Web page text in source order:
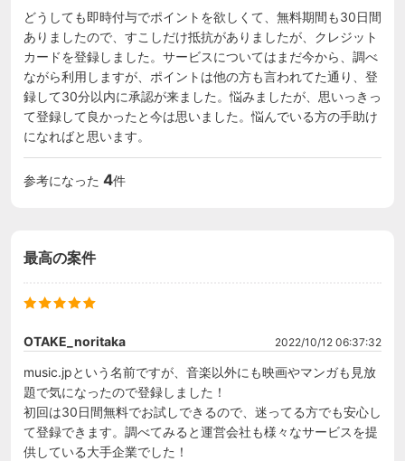
どうしても即時付与でポイントを欲しくて、無料期間も30日間
ありましたので、すこしだけ抵抗がありましたが、クレジット
カードを登録しました。サービスについてはまだ今から、調べ
ながら利用しますが、ポイントは他の方も言われてた通り、登
録して30分以内に承認が来ました。悩みましたが、思いっきっ
て登録して良かったと今は思いました。悩んでいる方の手助け
になればと思います。
参考になった 4件
最高の案件
OTAKE_noritaka 2022/10/12 06:37:32
music.jpという名前ですが、音楽以外にも映画やマンガも見放
題で気になったので登録しました！
初回は30日間無料でお試しできるので、迷ってる方でも安心し
て登録できます。調べてみると運営会社も様々なサービスを提
供している大手企業でした！